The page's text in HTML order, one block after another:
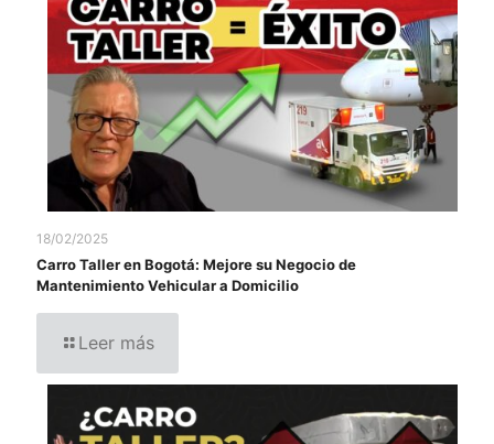
18/02/2025
Carro Taller en Bogotá: Mejore su Negocio de
Mantenimiento Vehicular a Domicilio
Leer más